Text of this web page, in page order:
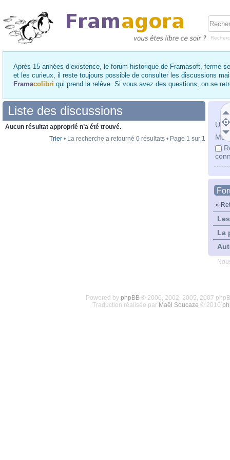
Après 15 années d’existence, le forum historique de Framasoft, ferme
et les curieux, il reste toujours possible de consulter les discussions
Framacolibri qui prend la relève. Si vous avez des questions, on se
Mot
»
La
Liste des discussions
Aucun résultat approprié n’a été trouvé.
Trier • La recherche a retourné 0 résultats • Page 1 sur 1
Powered by phpBB© 2000, 2002, 2005, 2007
Traduction réalisée par Maël Soucaze © 2010